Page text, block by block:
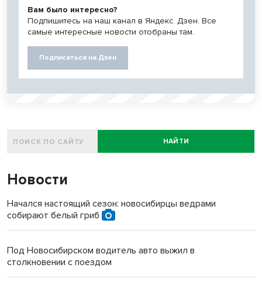
Вам было интересно?
Подпишитесь на наш канал в Яндекс. Дзен. Все
самые интересные новости отобраны там.
Подписаться на Дзен
НАЙТИ
Новости
Начался настоящий сезон: новосибирцы ведрами
собирают белый гриб
Под Новосибирском водитель авто выжил в
столкновении с поездом